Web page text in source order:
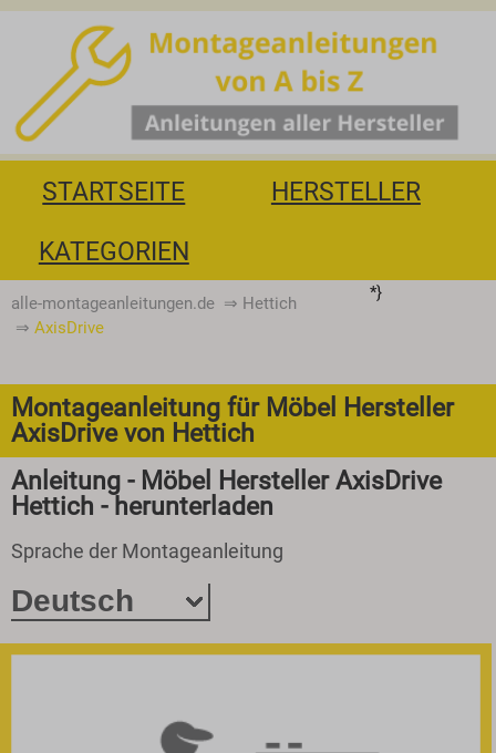
STARTSEITE
HERSTELLER
KATEGORIEN
alle-montageanleitungen.de ⇒ Hettich
⇒ AxisDrive
Montageanleitung für Möbel Hersteller
AxisDrive von Hettich
Anleitung - Möbel Hersteller AxisDrive
Hettich - herunterladen
Sprache der Montageanleitung
*}